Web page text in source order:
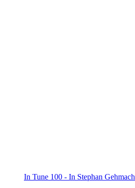
In Tune 100 - In Stephan